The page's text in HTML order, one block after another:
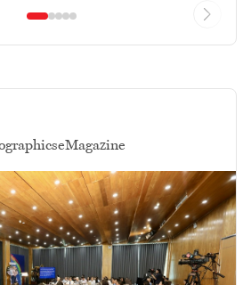
eMagazine